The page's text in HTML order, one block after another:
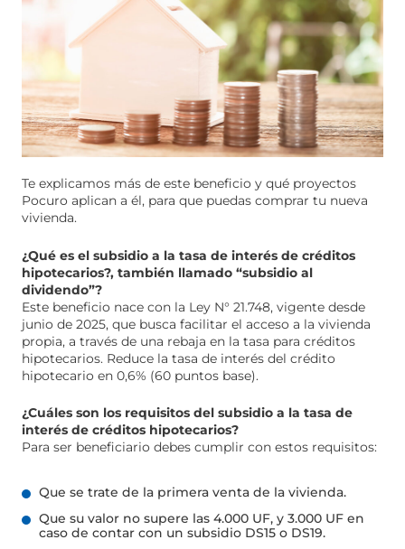
Te explicamos más de este beneficio y qué proyectos
Pocuro aplican a él, para que puedas comprar tu nueva
vivienda.
¿Qué es el subsidio a la tasa de interés de créditos
hipotecarios?, también llamado “subsidio al
dividendo”?
Este beneficio nace con la Ley N° 21.748, vigente desde
junio de 2025, que busca facilitar el acceso a la vivienda
propia, a través de una rebaja en la tasa para créditos
hipotecarios. Reduce la tasa de interés del crédito
hipotecario en 0,6% (60 puntos base).
¿Cuáles son los requisitos del subsidio a la tasa de
interés de créditos hipotecarios?
Para ser beneficiario debes cumplir con estos requisitos:
Que se trate de la primera venta de la vivienda.
Que su valor no supere las 4.000 UF, y 3.000 UF en
caso de contar con un subsidio DS15 o DS19.